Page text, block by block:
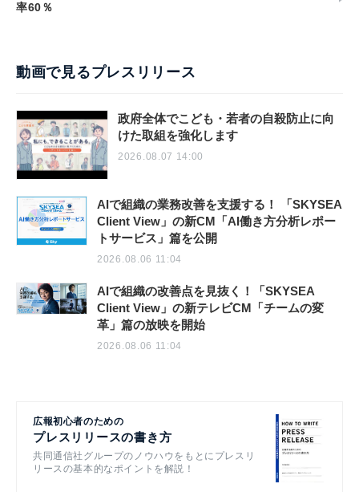
率60％
動画で見るプレスリリース
政府全体でこども・若者の自殺防止に向
けた取組を強化します
2026.08.07 14:00
AIで組織の業務改善を支援する！ 「SKYSEA
Client View」の新CM「AI働き方分析レポー
トサービス」篇を公開
2026.08.06 11:04
AIで組織の改善点を見抜く！「SKYSEA
Client View」の新テレビCM「チームの変
革」篇の放映を開始
2026.08.06 11:04
広報初心者のための
プレスリリースの書き方
共同通信社グループのノウハウをもとにプレスリ
リースの基本的なポイントを解説！